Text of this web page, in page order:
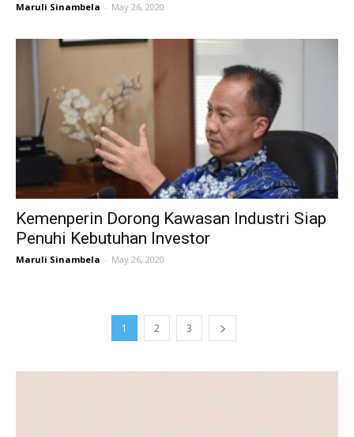
Maruli Sinambela - May 26, 2020
Kemenperin Dorong Kawasan Industri Siap
Penuhi Kebutuhan Investor
Maruli Sinambela - May 26, 2020
1 2 3